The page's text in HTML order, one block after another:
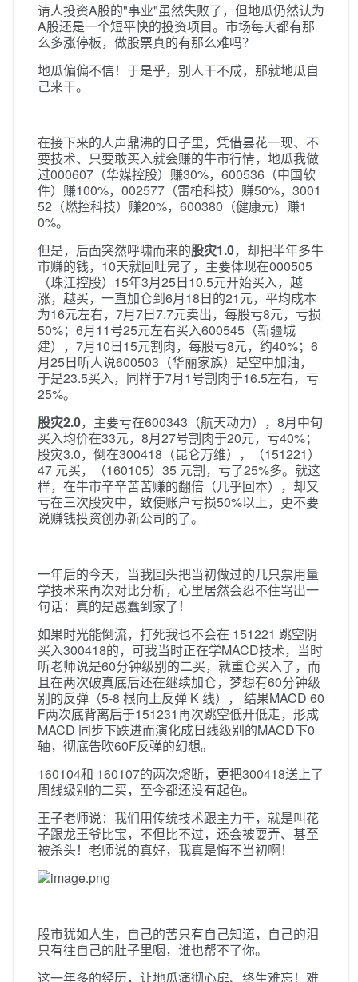
请人投资A股的"事业"虽然失败了，但地瓜仍然认为
A股还是一个短平快的投资项目。市场每天都有那
么多涨停板，做股票真的有那么难吗？
地瓜偏偏不信！于是乎，别人干不成，那就地瓜自
己来干。
在接下来的人声鼎沸的日子里，凭借昙花一现、不
要技术、只要敢买入就会赚的牛市行情，地瓜我做
过000607（华媒控股）赚30%，600536（中国软
件）赚100%，002577（雷柏科技）赚50%，3001
52（燃控科技）赚20%，600380（健康元）赚1
0%。
但是，后面突然呼啸而来的股灾1.0，却把半年多牛
市赚的钱，10天就回吐完了，主要体现在000505
（珠江控股）15年3月25日10.5元开始买入，越
涨，越买，一直加仓到6月18日的21元，平均成本
为16元左右，7月7日7.7元卖出，每股亏8元，亏损
50%；6月11号25元左右买入600545（新疆城
建），7月10日15元割肉，每股亏8元，约40%；6
月25日听人说600503（华丽家族）是空中加油，
于是23.5买入，同样于7月1号割肉于16.5左右，亏
25%。
股灾2.0，主要亏在600343（航天动力），8月中旬
买入均价在33元，8月27号割肉于20元，亏40%；
股灾3.0，倒在300418（昆仑万维），（151221）
47 元买，（160105）35 元割，亏了25%多。就这
样，在牛市辛辛苦苦赚的翻倍（几乎回本），却又
亏在三次股灾中，致使账户亏损50%以上，更不要
说赚钱投资创办新公司的了。
一年后的今天，当我回头把当初做过的几只票用量
学技术来再次对比分析，心里居然会忍不住骂出一
句话：真的是愚蠢到家了！
如果时光能倒流，打死我也不会在 151221 跳空阴
买入300418的，可我当时正在学MACD技术，当时
听老师说是60分钟级别的二买，就重仓买入了，而
且在两次破真底后还在继续加仓，梦想有60分钟级
别的反弹（5-8 根向上反弹 K 线）， 结果MACD 60
F两次底背离后于151231再次跳空低开低走，形成
MACD 同步下跌进而演化成日线级别的MACD下0
轴，彻底告吹60F反弹的幻想。
160104和 160107的两次熔断，更把300418送上了
周线级别的二买，至今都还没有起色。
王子老师说：我们用传统技术跟主力干，就是叫花
子跟龙王爷比宝，不但比不过，还会被耍弄、甚至
被杀头！老师说的真好，我真是悔不当初啊！
股市犹如人生，自己的苦只有自己知道，自己的泪
只有往自己的肚子里咽，谁也帮不了你。
这一年多的经历，让地瓜痛彻心扉、终生难忘！难